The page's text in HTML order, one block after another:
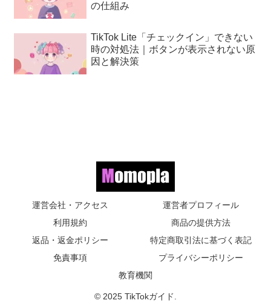
の仕組み
TikTok Lite「チェックイン」できない
時の対処法｜ボタンが表示されない原
因と解決策
運営会社・アクセス
運営者プロフィール
利用規約
商品の提供方法
返品・返金ポリシー
特定商取引法に基づく表記
免責事項
プライバシーポリシー
教育機関
© 2025 TikTokガイド.